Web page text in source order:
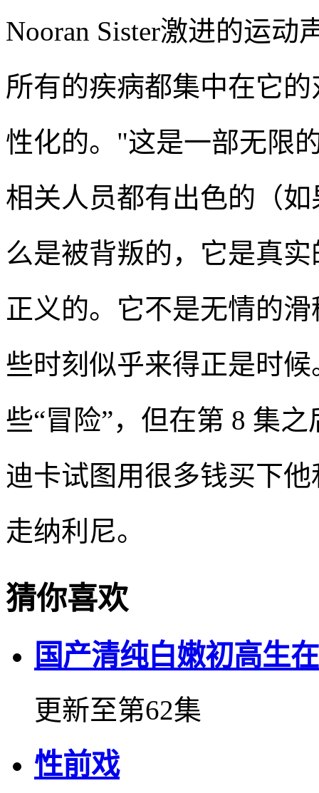
Nooran Sister激进的运动
所有的疾病都集中在它
性化的。"这是一部无限
相关人员都有出色的（
么是被背叛的，它是真
正义的。它不是无情的
些时刻似乎来得正是时
些“冒险”，但在第 8 集
迪卡试图用很多钱买下
走纳利尼。
猜你喜欢
国产清纯白嫩初高生
更新至第62集
性前戏